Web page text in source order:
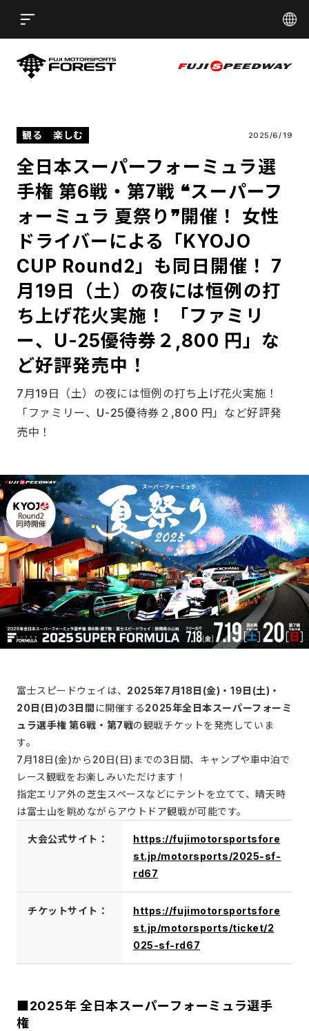
FUJI MOTORSPORTS
FUJI
言語
日本語
観る 楽しむ 2025/6/19
全日本スーパーフォーミュラ選
手権 第6戦・第7戦 ❝スーパーフ
ォーミュラ 夏祭り❞開催！ 女性
ドライバーによる「KYOJO
CUP Round2」も同日開催！ 7
月19日（土）の夜には恒例の打
ち上げ花火実施！ 「ファミリ
ー、U-25優待券２,800 円」な
ど好評発売中！
7月19日（土）の夜には恒例の打ち上げ花火実施！
「ファミリー、U-25優待券２,800 円」など好評発
売中！
富士スピードウェイは、 2025年7月18日(金)・19日(土)・
20日(日)の3日間 に開催する2025年全日本スーパーフォーミ
ュラ選手権 第6戦・第7戦の観戦チケットを発売していま
す。
7月18日(金)から20日(日)までの3日間、キャンプや車中泊で
レース観戦をお楽しみいただけます！
指定エリア外の芝生スペースなどにテントを立てて、晴天時
は富士山を眺めながらアウトドア観戦が可能です。
大会公式サイト：
https://fujimotorsportsfore
st.jp/motorsports/2025-sf-
rd67
チケットサイト：
https://fujimotorsportsfore
st.jp/motorsports/ticket/2
025-sf-rd67
■2025年 全日本スーパーフォーミュラ選手
権